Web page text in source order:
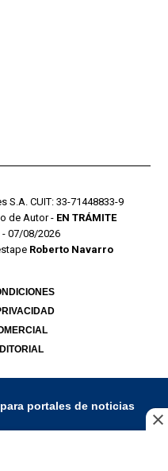
S.A. CUIT: 33-71448833-9
de Autor - EN TRÁMITE
- 07/08/2026
Roberto Navarro
para portales de noticias